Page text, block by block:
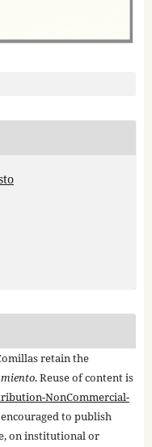
retain the
. Reuse of content is
NonCommercial-
to publish
on institutional or